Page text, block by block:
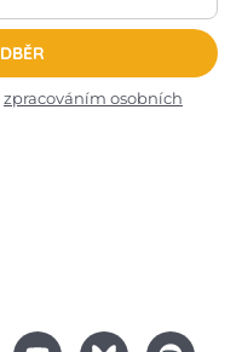
zpracováním osobních